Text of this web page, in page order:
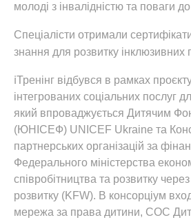
молоді з інвалідністю та поваги до
Спеціалісти отримали
знання для розвитку інклюзивних
ℹ️Тренінг відбувся в рамках
інтегрованих соціальних послуг
який впроваджується Дитячим
(ЮНІСЕФ) UNICEF Ukraine та
партнерських організацій за
Федерального міністерства
співробітництва та розвитку
розвитку (KFW). В консорціум
мережа за права дитини, СОС